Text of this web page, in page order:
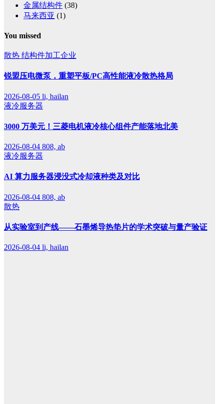
金属结构件 (38)
马来西亚 (1)
You missed
散热 结构件加工企业
锐盟压电微泵，重塑平板/PC高性能液冷散热格局
2026-08-05 li, hailan
液冷服务器
3000 万美元！三菱电机液冷核心组件产能落地北美
2026-08-04 808, ab
液冷服务器
AI 算力服务器浸没式冷却液种类及对比
2026-08-04 808, ab
散热
从实验室到产线——石墨烯导热垫片的学术突破与量产验证
2026-08-04 li, hailan